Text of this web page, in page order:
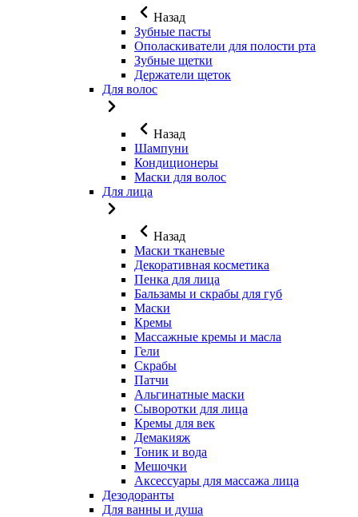
Назад
Зубные пасты
Ополаскиватели для полости рта
Зубные щетки
Держатели щеток
Для волос
Назад
Шампуни
Кондиционеры
Маски для волос
Для лица
Назад
Маски тканевые
Декоративная косметика
Пенка для лица
Бальзамы и скрабы для губ
Маски
Кремы
Массажные кремы и масла
Гели
Скрабы
Патчи
Альгинатные маски
Сыворотки для лица
Кремы для век
Демакияж
Тоник и вода
Мешочки
Аксессуары для массажа лица
Дезодоранты
Для ванны и душа